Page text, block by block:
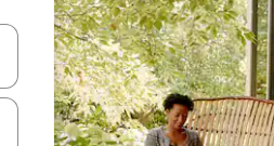
pomocou klávesov so